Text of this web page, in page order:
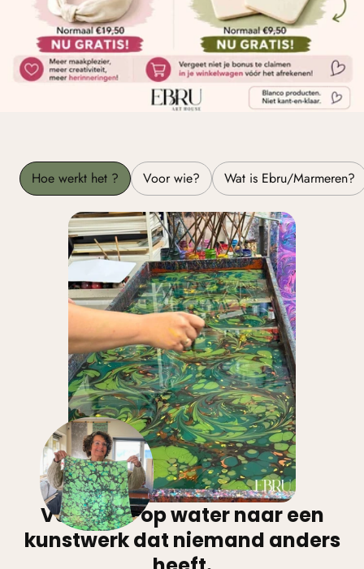
Hoe werkt het ? Voor wie? Wat is Ebru/Marmeren?
Van kleur op water naar een
kunstwerk dat niemand anders